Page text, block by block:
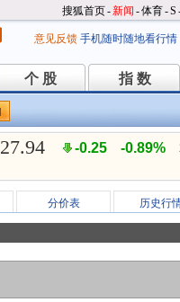
搜狐首页-新闻 -体育-S
意见反馈 手机随时随地看行情
个 股
个 股 指 数
指 数
27.94 -0.25 -0.89%
分价表 历史行